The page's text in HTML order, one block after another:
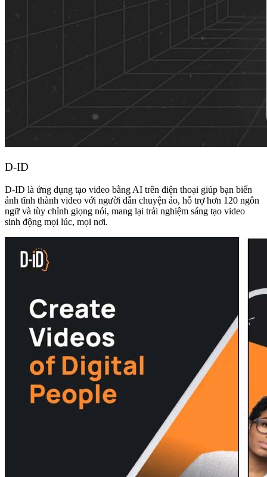
D-ID
D-ID là ứng dụng tạo video bằng AI trên điện thoại giúp bạn biến
ảnh tĩnh thành video với người dẫn chuyện ảo, hỗ trợ hơn 120 ngôn
ngữ và tùy chỉnh giọng nói, mang lại trải nghiệm sáng tạo video
sinh động mọi lúc, mọi nơi.